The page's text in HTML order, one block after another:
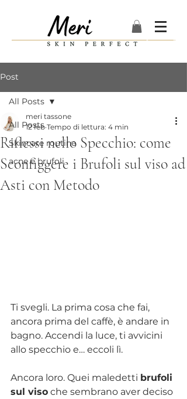
Post
All Posts
Skincare routine
acne e brufoli
All Posts
Riflessi nello Specchio: come
Sconfiggere i Brufoli sul viso ad
Asti con Metodo
meri tassone
12 feb Tempo di lettura: 4 min
Ti svegli. La prima cosa che fai,
ancora prima del caffè, è andare in
bagno. Accendi la luce, ti avvicini
allo specchio e… eccoli lì.
Ancora loro. Quei maledetti brufoli
sul viso che sembrano aver deciso